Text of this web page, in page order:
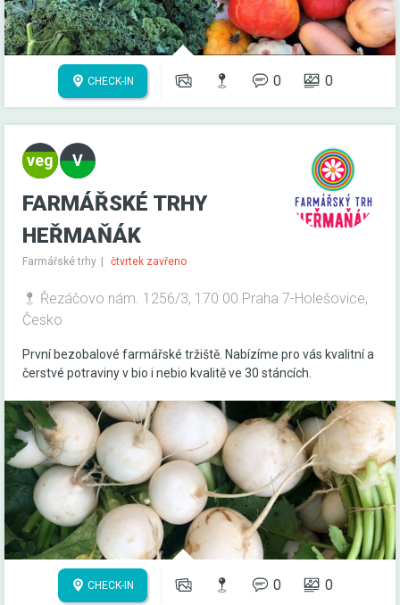
CHECK-IN 0 0
FARMÁŘSKÉ TRHY
HEŘMAŇÁK
Farmářské trhy čtvrtek zavřeno
Řezáčovo nám. 1256/3, 170 00 Praha 7-Holešovice,
Česko
První bezobalové farmářské tržiště. Nabízíme pro vás kvalitní a
čerstvé potraviny v bio i nebio kvalitě ve 30 stáncích.
CHECK-IN 0 0